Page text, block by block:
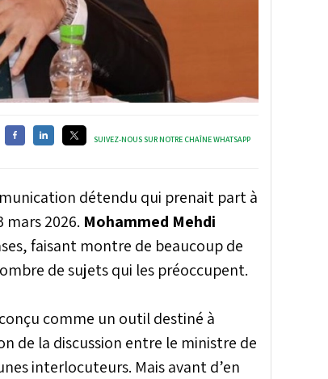
SUIVEZ-NOUS SUR NOTRE CHAÎNE WHATSAPP
détendu qui prenait part à
2026. Mohammed Mehdi
faisant montre de beaucoup de
de sujets qui les préoccupent.
comme un outil destiné à
de la discussion entre le ministre de
interlocuteurs. Mais avant d’en